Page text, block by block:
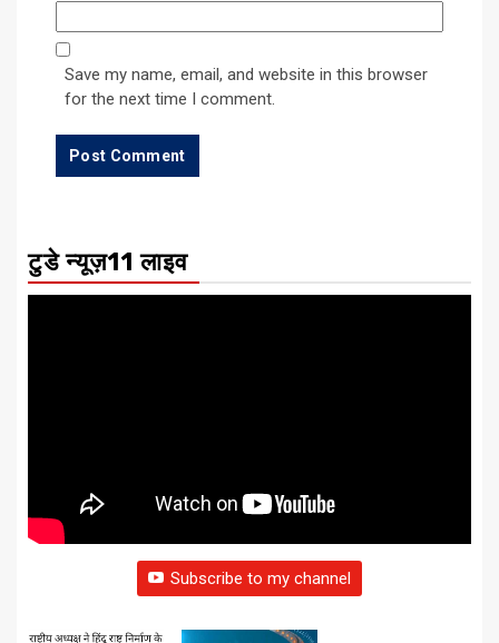
Save my name, email, and website in this browser
for the next time I comment.
टुडे न्यूज़11 लाइव
Subscribe to my channel